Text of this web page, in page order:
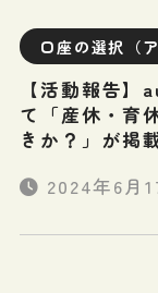
口座の選択（
【活動報告
て「産休・育
きか？」が掲
2024年6月